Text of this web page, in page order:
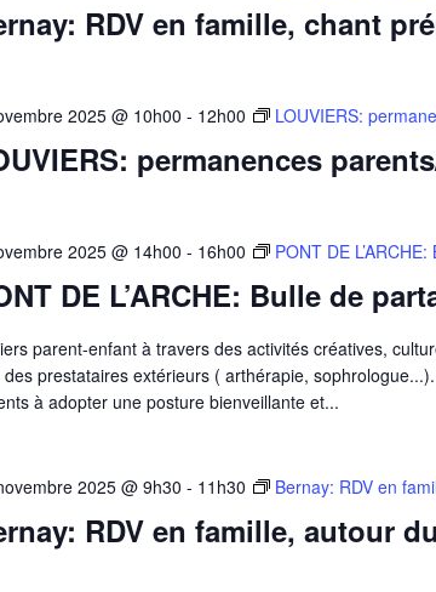
RDV en famille, chant
permanences
2025 @ 10h00 - 12h00 LOUVIERS:
DE L’ARCHE: Bulle de
2025 @ 14h00 - 16h00 PONT DE
parent-enfant à travers des activités créatives,
des prestataires extérieurs ( arthérapie,
à adopter une posture bienveillante et...
RDV en famille, autour
2025 @ 9h30 - 11h30 Bernay: RDV en